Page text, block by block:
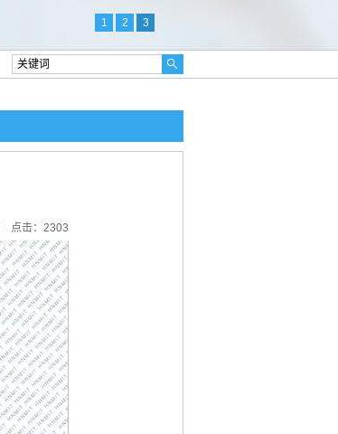
1 2 3
点击：2303